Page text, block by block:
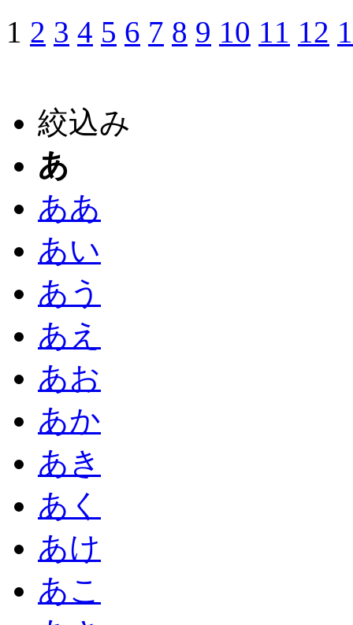
1 2 3 4 5 6 7 8 9 10 11 12
絞込み
あ
ああ
あい
あう
あえ
あお
あか
あき
あく
あけ
あこ